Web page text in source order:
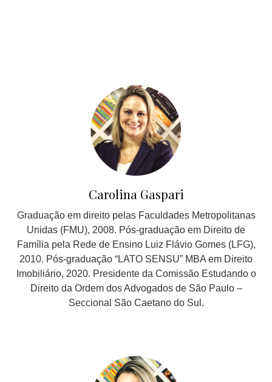
Carolina Gaspari
Graduação em direito pelas Faculdades Metropolitanas
Unidas (FMU), 2008. Pós-graduação em Direito de
Família pela Rede de Ensino Luiz Flávio Gomes (LFG),
2010. Pós-graduação “LATO SENSU” MBA em Direito
Imobiliário, 2020. Presidente da Comissão Estudando o
Direito da Ordem dos Advogados de São Paulo –
Seccional São Caetano do Sul.